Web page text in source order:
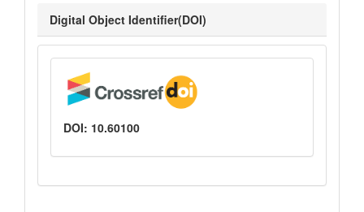
Digital Object Identifier(DOI)
DOI: 10.60100